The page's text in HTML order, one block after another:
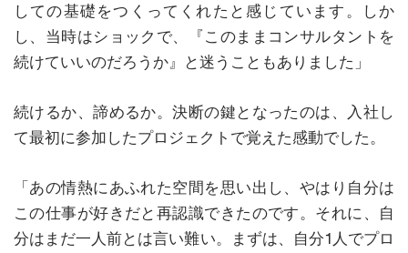
しての基礎をつくってくれたと感じています。しか
し、当時はショックで、『このままコンサルタントを
続けていいのだろうか』と迷うこともありました」
続けるか、諦めるか。決断の鍵となったのは、入社し
て最初に参加したプロジェクトで覚えた感動でした。
「あの情熱にあふれた空間を思い出し、やはり自分は
この仕事が好きだと再認識できたのです。それに、自
分はまだ一人前とは言い難い。まずは、自分1人でプロ